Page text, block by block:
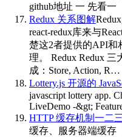
github地址 一 先看一
Redux 关系图解
react-redux库来与
楚这2者提供的API和
理。 Redux Redux 三
成：Store, Action, R…
Lottery.js 开源的
javascript lottery app.
LiveDemo -&gt;
HTTP 缓存机制一二
缓存、服务器端缓存